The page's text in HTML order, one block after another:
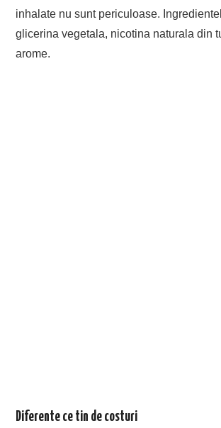
inhalate nu sunt periculoase.
glicerina vegetala, nicotina naturala din
arome.
Diferente ce tin de costuri